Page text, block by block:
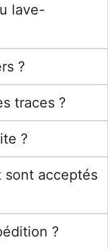
lave-
?
traces ?
?
sont acceptés
?